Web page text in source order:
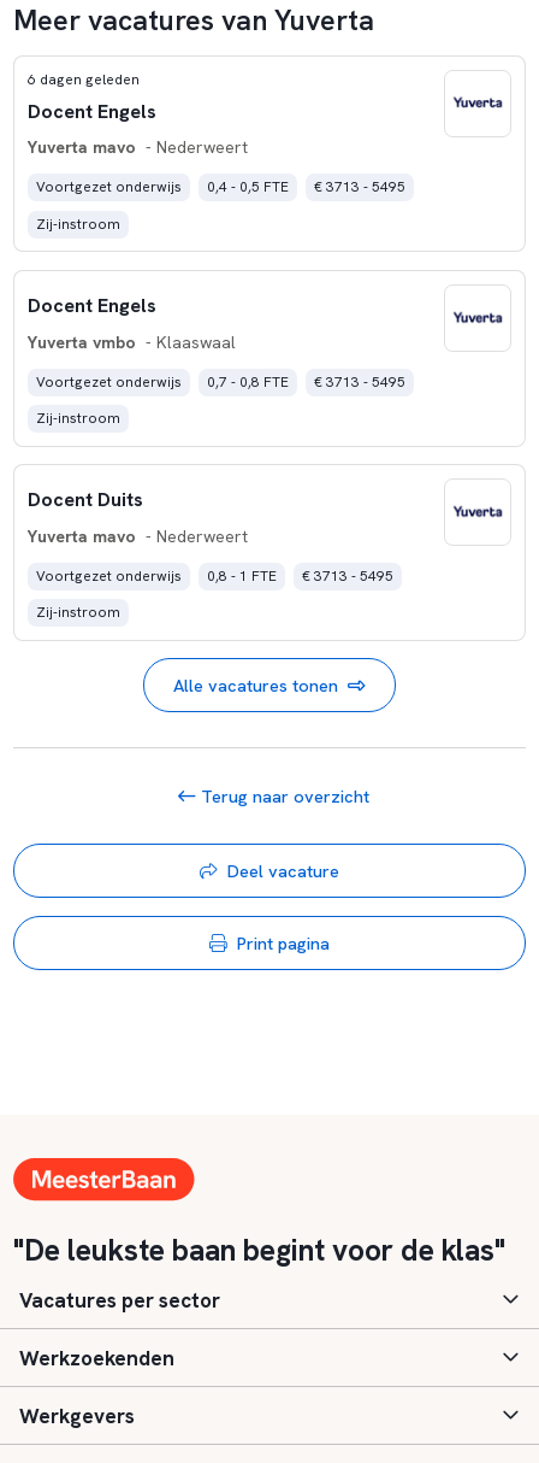
Meer vacatures van Yuverta
6 dagen geleden
Docent Engels
Yuverta mavo - Nederweert
Voortgezet onderwijs 0,4 - 0,5 FTE
€ 3713 - 5495
Zij-instroom
Docent Engels
Yuverta vmbo - Klaaswaal
Voortgezet onderwijs 0,7 - 0,8 FTE
€ 3713 - 5495
Zij-instroom
Docent Duits
Yuverta mavo - Nederweert
Voortgezet onderwijs 0,8 - 1 FTE
€ 3713 - 5495
Zij-instroom
Alle vacatures tonen
Terug naar overzicht
Deel vacature
Print pagina
"De leukste baan begint voor de klas"
Vacatures per sector
Basisonderwijs
Speciaal (basis) onderwijs
Werkzoekenden
Aanmelden
Werkgevers